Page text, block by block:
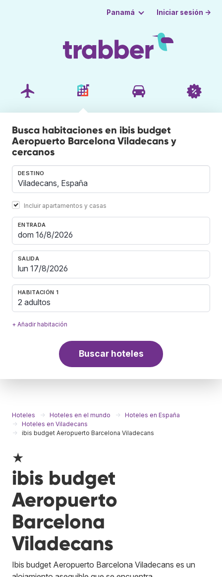
Panamá Iniciar sesión →
Busca habitaciones en ibis budget
Aeropuerto Barcelona Viladecans y
cercanos
DESTINO
Incluir apartamentos y casas
ENTRADA
SALIDA
HABITACIÓN 1
2 adultos
+ Añadir habitación
Buscar hoteles
Hoteles Hoteles en el mundo
Hoteles en España
Hoteles en Viladecans
ibis budget Aeropuerto Barcelona Viladecans
★
ibis budget
Aeropuerto
Barcelona
Viladecans
Ibis budget Aeropuerto Barcelona Viladecans es un